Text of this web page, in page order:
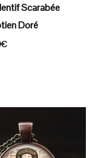
Scarabée
Doré
€